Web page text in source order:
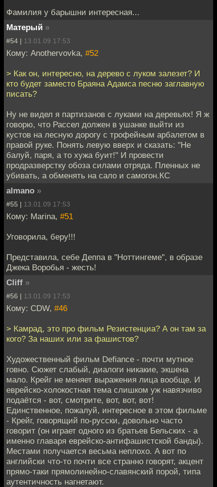
Фамилия у барышни интересная...
Матерый »
#54 | 13.01.09 17:53
Кому: Anothervovka, #52
> Как он, интересно, на дерево с луком залезет? И
кто будет заместо Браяна Адамса песню заглавную
писать?
Ну не видел я партизанов с луками на деревьях! Я ж
говорю, что Рассел должен в ушанке выйти из
кустов на лесную дорогу с трофейным арбалетом в
правой руке. Понять левую вверх и сказать: "Не
балуй, паря, а то хужа буит!" И провести
продразверстку обоза силами отряда. Пленных не
убивать, а обменять на сало и самогон.КС
almano »
#55 | 13.01.09 17:53
Кому: Marina, #51
Уговорила, беру!!!
Представила, себе Деппа в "Ноттингеме", в образе
Джека Воробья - жесть!
Cliff »
#56 | 13.01.09 17:53
Кому: CDW, #46
> Камрад, это про фильм Резистенциа? А он там за
кого? За наших или за фашистов?
Художественный фильм Defiance - почти мутное
говно. Сюжет слабый, диалоги никакие, экшена
мало. Крейг не меняет выражения лица вообще. И
еврейско-холокостная тема слишком уж навязчиво
подаётся - вот, смотрите, вот, вот, вот!
Единственное, пожалуй, интересное в этом фильме
- Крейг, говорящий по-русски, довольно часто
говорит (он играет одного из братьев Бельских - а
именно главаря еврейско-антифашистской банды).
Местами получается весьма неплохо. А вот по
английски что-то почти все странно говорят, акцент
прямо-таки прямолинейно-славянский порой, типа
аутентичность нагнетают.